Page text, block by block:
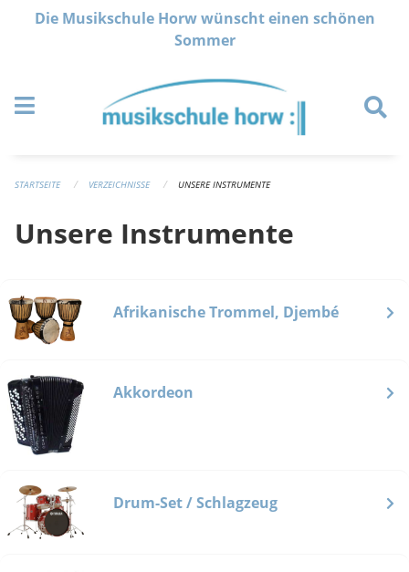
Navigation überspringen
Die Musikschule Horw wünscht einen schönen
Sommer
STARTSEITE VERZEICHNISSE UNSERE INSTRUMENTE
Unsere Instrumente
Afrikanische Trommel, Djembé
Akkordeon
Drum-Set / Schlagzeug